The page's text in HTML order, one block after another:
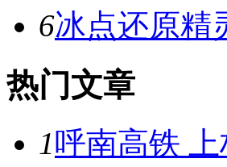
6冰点还原精
热门文章
1呼南高铁